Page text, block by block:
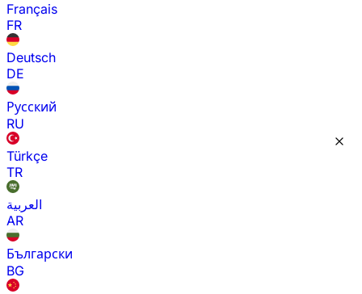
Français
FR
Deutsch
DE
Русский
RU
Türkçe
TR
العربية
AR
Български
BG